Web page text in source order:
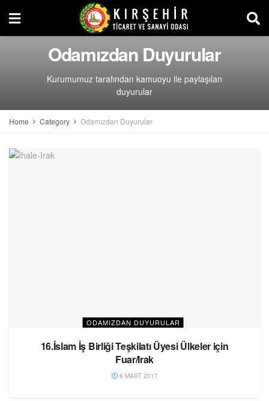
Odamızdan Duyurular
Kurumumuz tarafından kamuoyu ile paylaşılan
duyurular
Home Category Odamızdan Duyurular
ODAMIZDAN DUYURULAR
16.İslam İş Birliği Teşkilatı Üyesi Ülkeler için
Fuar/Irak
8 MART 2017